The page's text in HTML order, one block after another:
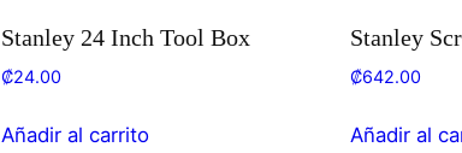
Stanley 24 Inch Tool Box
₡24.00
Añadir al carrito
Stanley
₡642.00
Añadir al